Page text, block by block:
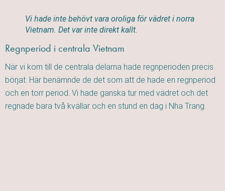
Vi hade inte behövt vara oroliga för vädret i norra
Vietnam. Det var inte direkt kallt.
Regnperiod i centrala Vietnam
När vi kom till de centrala delarna hade regnperioden precis
börjat. Här benämnde de det som att de hade en regnperiod
och en torr period. Vi hade ganska tur med vädret och det
regnade bara två kvällar och en stund en dag i Nha Trang.